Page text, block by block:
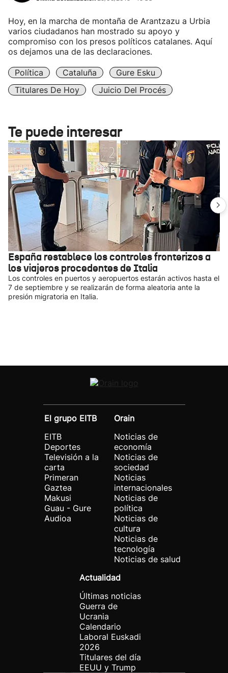
Hoy, en la marcha de montaña de Arantzazu a Urbia
varios ciudadanos han mostrado su apoyo y
compromiso con los presos políticos catalanes. Aquí
os dejamos una de las declaraciones.
Política Cataluña
Gure Esku
Titulares De Hoy
Juicio Del Procés
Te puede interesar
España restablece los controles fronterizos a
los viajeros procedentes de Italia
Los controles en puertos y aeropuertos estarán activos hasta el
7 de septiembre y se realizarán de forma aleatoria ante la
presión migratoria en Italia.
El grupo EITB
EITB
Deportes
Televisión a la
carta
Primeran
Gaztea
Makusi
Guau - Gure
Audioa
Orain
Noticias de
economía
Noticias de
sociedad
Noticias
internacionales
Noticias de
política
Noticias de
cultura
Noticias de
tecnología
Noticias de salud
Actualidad
Últimas noticias
Guerra de
Ucrania
Calendario
Laboral Euskadi
2026
Titulares del día
EEUU y Trump